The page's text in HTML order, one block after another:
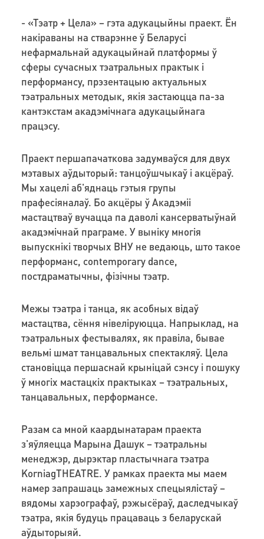
- «Тэатр + Цела» – гэта адукацыйны праект. Ён
накіраваны на стварэнне ў Беларусі
нефармальнай адукацыйнай платформы ў
сферы сучасных тэатральных практык і
перформансу, прэзентацыю актуальных
тэатральных методык, якія застаюцца па-за
кантэкстам акадэмічнага адукацыйнага
працэсу.
Праект першапачаткова задумваўся для двух
мэтавых аўдыторый: танцоўшчыкаў і акцёраў.
Мы хацелі аб'яднаць гэтыя групы
прафесіяналаў. Бо акцёры ў Акадэміі
мастацтваў вучацца па даволі кансерватыўнай
акадэмічнай праграме. У выніку многія
выпускнікі творчых ВНУ не ведаюць, што такое
перформанс, contemporary dance,
постдраматычны, фізічны тэатр.
Межы тэатра і танца, як асобных відаў
мастацтва, сёння нівеліруюцца. Напрыклад, на
тэатральных фестывалях, як правіла, бывае
вельмі шмат танцавальных спектакляў. Цела
становіцца першаснай крыніцай сэнсу і пошуку
ў многіх мастацкіх практыках – тэатральных,
танцавальных, перформансе.
Разам са мной каардынатарам праекта
з'яўляецца Марына Дашук – тэатральны
менеджэр, дырэктар пластычнага тэатра
KorniagTHEATRE. У рамках праекта мы маем
намер запрашаць замежных спецыялістаў –
вядомы харэографаў, рэжысёраў, даследчыкаў
тэатра, якія будуць працаваць з беларускай
аўдыторыяй.